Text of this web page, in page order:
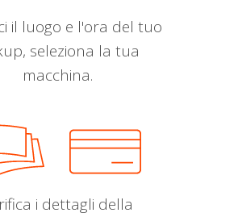
il luogo e l'ora del tuo
seleziona la tua
macchina.
i dettagli della